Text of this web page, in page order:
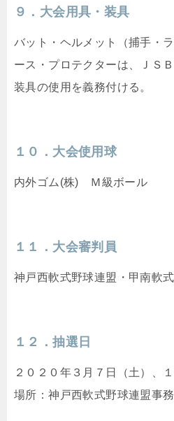
９．大会用具・装具
バット・ヘルメット（捕手・
ース・プロテクターは、ＪＳ
装具の使用を義務付ける。
１０．大会使用球
内外ゴム(株) Ｍ級ボール
１１．大会審判員
神戸西軟式野球連盟・甲南軟
１２．抽選日
２０２０年３月７日（土）、１
場所：神戸西軟式野球連盟事